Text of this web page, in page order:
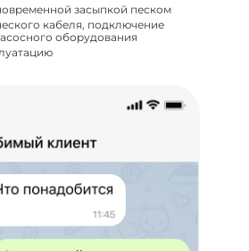
засыпкой песком
кабеля, подключение
оборудования